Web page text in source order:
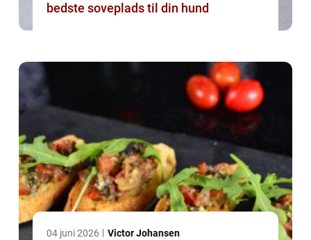
bedste soveplads til din hund
04 juni 2026 Victor Johansen